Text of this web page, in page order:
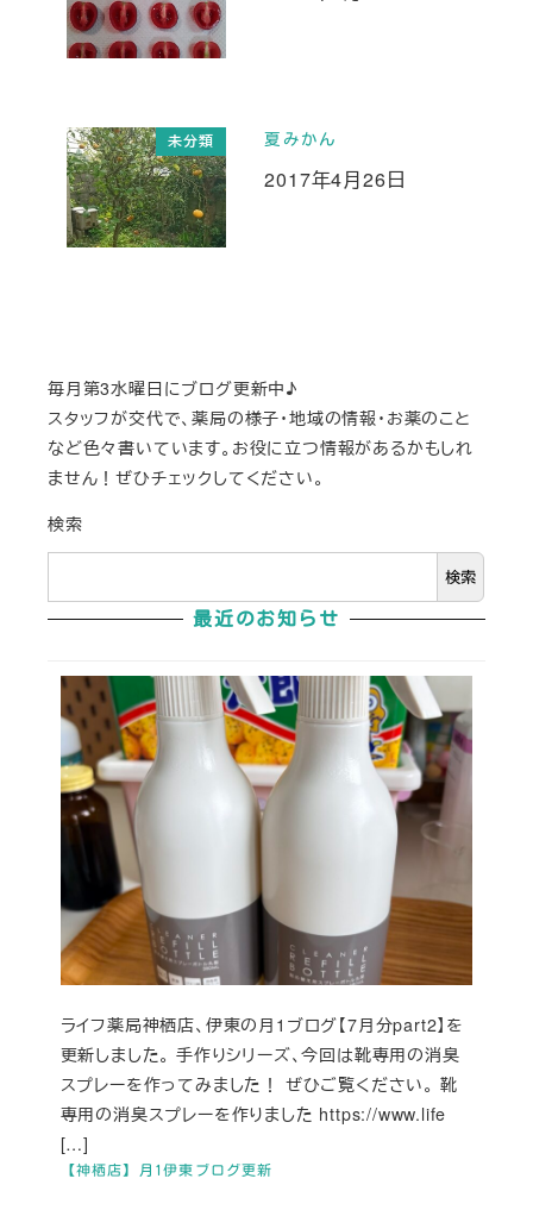
投稿日
未分類 夏みかん
投稿日
2017年4月26日
毎月第3水曜日にブログ更新中♪
スタッフが交代で、薬局の様子・地域の情報・お薬のこと
など色々書いています。お役に立つ情報があるかもしれ
ません！ぜひチェックしてください。
検索
検索
最近のお知らせ
【神栖店】月1伊東ブログ更新
ライフ薬局神栖店、伊東の月1ブログ【7月分part2】を
更新しました。 手作りシリーズ、今回は靴専用の消臭
スプレーを作ってみました！ ぜひご覧ください。 靴
専用の消臭スプレーを作りました https://www.life
[…]